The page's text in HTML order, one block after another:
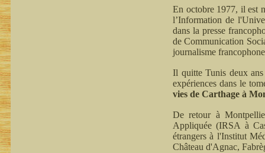
En octobre 1977, il est
l’Information de
dans la presse
de Communication
journalisme
Il quitte Tunis deux
expériences dans le
vies de Carthage à
De retour à
Appliquée (IRSA à
étrangers à l'Institut
Château d'Agnac,